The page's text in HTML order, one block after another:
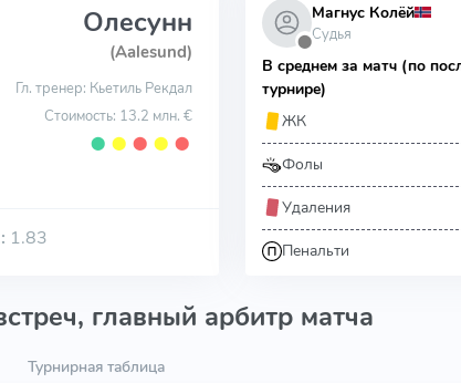
Олесунн
(Aalesund)
Гл. тренер: Кьетиль Рекдал
Стоимость: 13.2 млн. €
⬤ ⬤ ⬤ ⬤ ⬤
1.83
⬤
Магнус Колёй
Судья
В среднем за матч (по
турнире)
ЖК
Фолы
Удаления
Пенальти
главный арбитр матча
Турнирная таблица